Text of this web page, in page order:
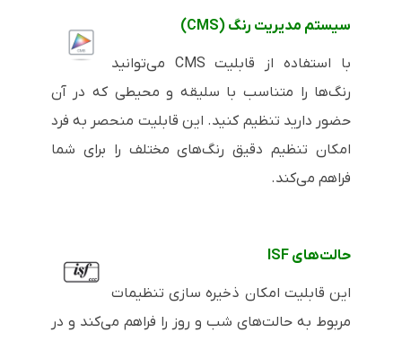
سیستم مدیریت رنگ (CMS
)
با استفاده از قابلیت CMS می‌توانید
رنگ‌ها را متناسب با سلیقه و محیطی که در آن
حضور دارید تنظیم کنید. این قابلیت منحصر به فرد
امکان تنظیم دقیق رنگ‌های مختلف را برای شما
فراهم می‌کند.
حالت‌های ISF
این قابلیت امکان ذخیره سازی تنظیمات
مربوط به حالت‌های شب و روز را فراهم می‌کند و در